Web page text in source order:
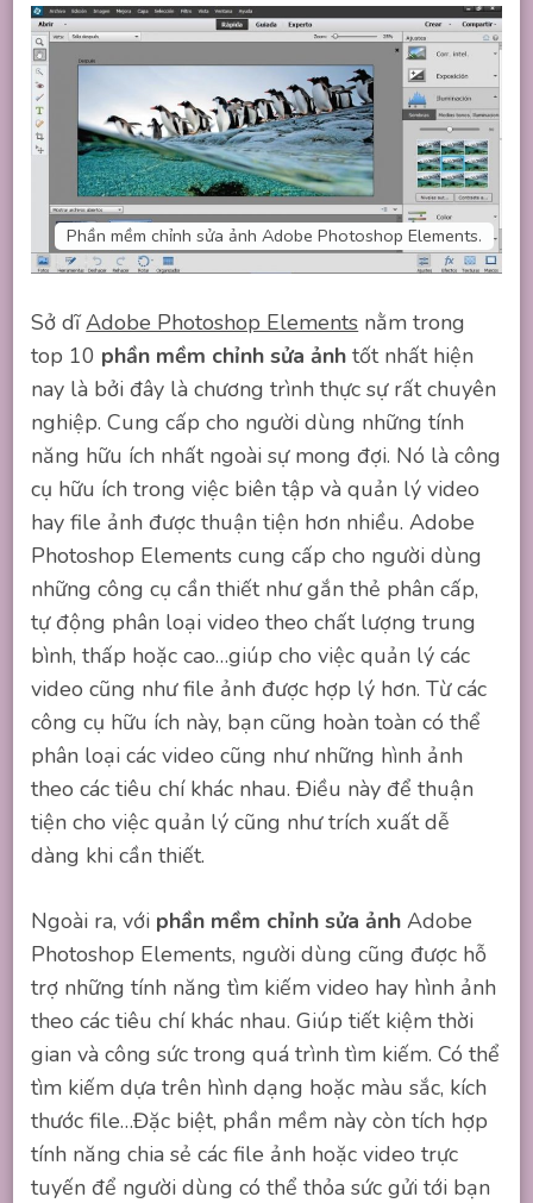
Phần mềm chỉnh sửa ảnh Adobe Photoshop Elements.
Sở dĩAdobe Photoshop Elements nằm trong
top 10 phần mềm chỉnh sửa ảnh tốt nhất hiện
nay là bởi đây là chương trình thực sự rất chuyên
nghiệp. Cung cấp cho người dùng những tính
năng hữu ích nhất ngoài sự mong đợi. Nó là công
cụ hữu ích trong việc biên tập và quản lý video
hay file ảnh được thuận tiện hơn nhiều. Adobe
Photoshop Elements cung cấp cho người dùng
những công cụ cần thiết như gắn thẻ phân cấp,
tự động phân loại video theo chất lượng trung
bình, thấp hoặc cao…giúp cho việc quản lý các
video cũng như file ảnh được hợp lý hơn. Từ các
công cụ hữu ích này, bạn cũng hoàn toàn có thể
phân loại các video cũng như những hình ảnh
theo các tiêu chí khác nhau. Điều này để thuận
tiện cho việc quản lý cũng như trích xuất dễ
dàng khi cần thiết.
Ngoài ra, với phần mềm chỉnh sửa ảnh Adobe
Photoshop Elements, người dùng cũng được hỗ
trợ những tính năng tìm kiếm video hay hình ảnh
theo các tiêu chí khác nhau. Giúp tiết kiệm thời
gian và công sức trong quá trình tìm kiếm. Có thể
tìm kiếm dựa trên hình dạng hoặc màu sắc, kích
thước file…Đặc biệt, phần mềm này còn tích hợp
tính năng chia sẻ các file ảnh hoặc video trực
tuyến để người dùng có thể thỏa sức gửi tới bạn